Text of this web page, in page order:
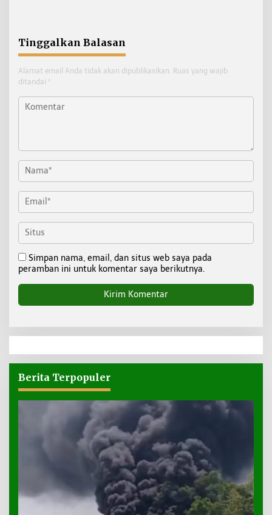
Tinggalkan Balasan
Alamat email Anda tidak akan dipublikasikan. Ruas yang wajib
ditandai *
Simpan nama, email, dan situs web saya pada
peramban ini untuk komentar saya berikutnya.
Berita Terpopuler